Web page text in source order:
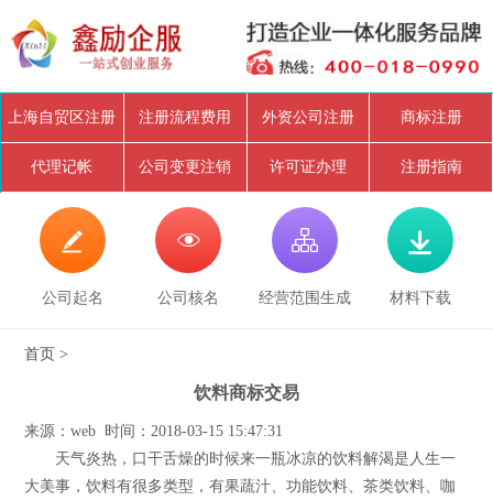
上海自贸区注册 注册流程费用 外资公司注册 商标注册
代理记帐 公司变更注销 许可证办理 注册指南

公司起名

公司核名

经营范围生成

材料下载
首页 >
饮料商标交易
来源：web 时间：2018-03-15 15:47:31
天气炎热，口干舌燥的时候来一瓶冰凉的饮料解渴是人生一
大美事，饮料有很多类型，有果蔬汁、功能饮料、茶类饮料、咖